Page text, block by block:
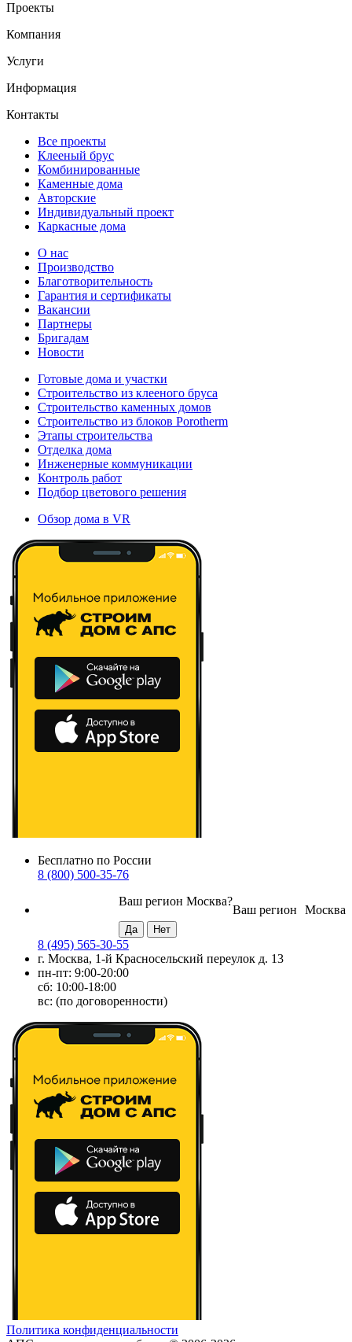
Проекты
Компания
Услуги
Информация
Контакты
Все проекты
Клееный брус
Комбинированные
Каменные дома
Авторские
Индивидуальный проект
Каркасные дома
О нас
Производство
Благотворительность
Гарантия и сертификаты
Вакансии
Партнеры
Бригадам
Новости
Готовые дома и участки
Строительство из клееного бруса
Строительство каменных домов
Строительство из блоков Porotherm
Этапы строительства
Отделка дома
Инженерные коммуникации
Контроль работ
Подбор цветового решения
Обзор дома в VR
Бесплатно по России
8 (800) 500-35-76
Москва
Ваш регион
Ваш регион Москва?
8 (495) 565-30-55
г. Москва, 1-й Красносельский переулок д. 13
пн-пт: 9:00-20:00
сб: 10:00-18:00
вс: (по договоренности)
Политика конфиденциальности